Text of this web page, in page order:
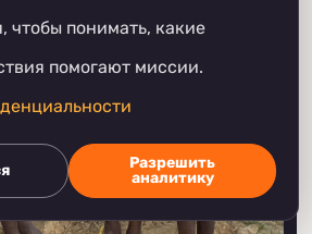
чтобы понимать, какие
помогают миссии.
Разрешить
аналитику